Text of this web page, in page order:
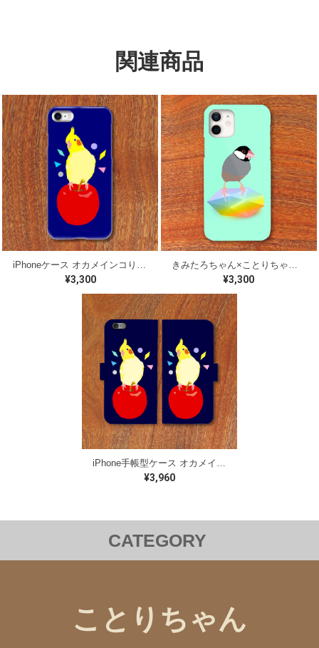
関連商品
¥3,300 ¥3,300
iPhone手帳型ケース オカメインコ【各機種対応】
¥3,960
CATEGORY
洋服 バッグ ステーショナリー 雑貨
iPhoneケース Androidケース
ことりちゃん